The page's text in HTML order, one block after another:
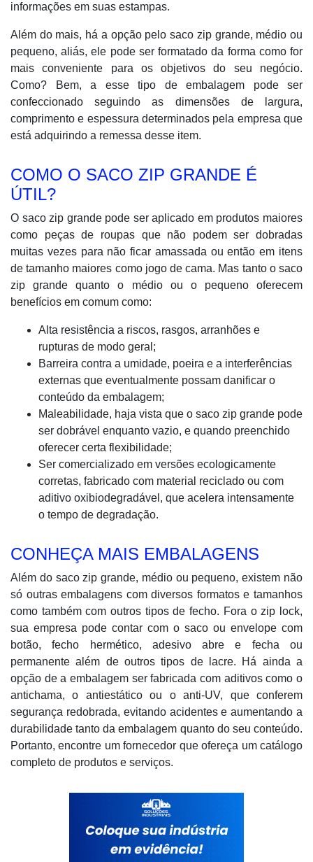
informações em suas estampas.
Além do mais, há a opção pelo saco zip grande, médio ou
pequeno, aliás, ele pode ser formatado da forma como for
mais conveniente para os objetivos do seu negócio.
Como? Bem, a esse tipo de embalagem pode ser
confeccionado seguindo as dimensões de largura,
comprimento e espessura determinados pela empresa que
está adquirindo a remessa desse item.
COMO O SACO ZIP GRANDE É
ÚTIL?
O saco zip grande pode ser aplicado em produtos maiores
como peças de roupas que não podem ser dobradas
muitas vezes para não ficar amassada ou então em itens
de tamanho maiores como jogo de cama. Mas tanto o saco
zip grande quanto o médio ou o pequeno oferecem
benefícios em comum como:
Alta resistência a riscos, rasgos, arranhões e
rupturas de modo geral;
Barreira contra a umidade, poeira e a interferências
externas que eventualmente possam danificar o
conteúdo da embalagem;
Maleabilidade, haja vista que o saco zip grande pode
ser dobrável enquanto vazio, e quando preenchido
oferecer certa flexibilidade;
Ser comercializado em versões ecologicamente
corretas, fabricado com material reciclado ou com
aditivo oxibiodegradável, que acelera intensamente
o tempo de degradação.
CONHEÇA MAIS EMBALAGENS
Além do saco zip grande, médio ou pequeno, existem não
só outras embalagens com diversos formatos e tamanhos
como também com outros tipos de fecho. Fora o zip lock,
sua empresa pode contar com o saco ou envelope com
botão, fecho hermético, adesivo abre e fecha ou
permanente além de outros tipos de lacre. Há ainda a
opção de a embalagem ser fabricada com aditivos como o
antichama, o antiestático ou o anti-UV, que conferem
segurança redobrada, evitando acidentes e aumentando a
durabilidade tanto da embalagem quanto do seu conteúdo.
Portanto, encontre um fornecedor que ofereça um catálogo
completo de produtos e serviços.